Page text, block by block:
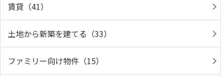
賃貸（41）
土地から新築を建てる（33）
ファミリー向け物件（15）